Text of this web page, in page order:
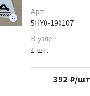
Арт.
5HY0-190107
В узле
1 шт.
392 ₽/шт